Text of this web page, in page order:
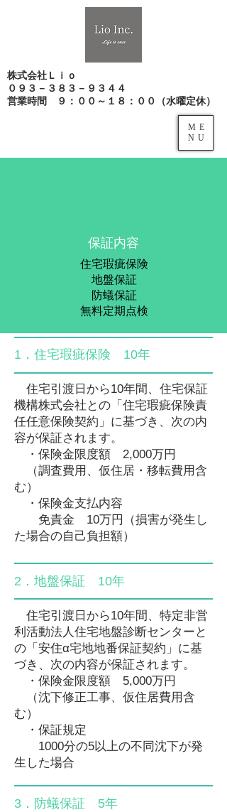
ME
NU
株式会社Ｌｉｏ
０９３－３８３－９３４４
​営業時間 ９：００～１８：００（水曜定休）
保証内容
住宅瑕疵保険
地盤保証
​防蟻保証
​無料定期点検
1．住宅瑕疵保険 10年
住宅引渡日から10年間、住宅保証
機構株式会社との「住宅瑕疵保険責
任任意保険契約」に基づき、次の内
容が保証されます。
・保険金限度額 2,000万円
（調査費用、仮住居・移転費用含
む）
・保険金支払内容
免責金 10万円（損害が発生し
た場合の自己負担額）
2．地盤保証 10年
住宅引渡日から10年間、特定非営
利活動法人住宅地盤診断センターと
の「安住α宅地地番保証契約」に基
づき、次の内容が保証されます。
・保険金限度額 5,000万円
（沈下修正工事、仮住居費用含
む）
・保証規定
1000分の5以上の不同沈下が発
生した場合
3．防蟻保証 5年